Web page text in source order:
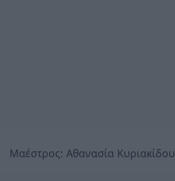
Μαέστρος: Αθανασία Κυριακίδου